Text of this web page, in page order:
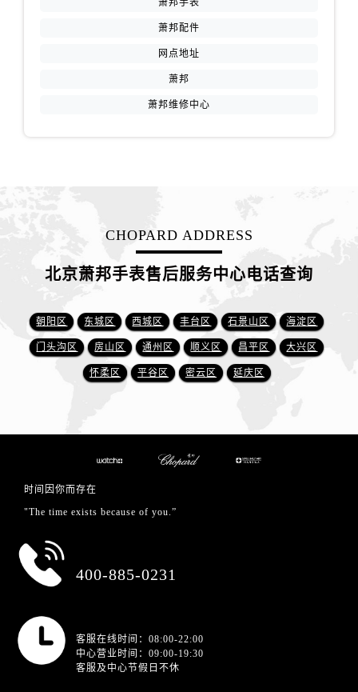
萧邦配件
网点地址
萧邦
萧邦维修中心
CHOPARD ADDRESS
北京萧邦手表售后服务中心电话查询
朝阳区 东城区 西城区 丰台区 石景山区 海淀区
门头沟区 房山区 通州区 顺义区 昌平区 大兴区
怀柔区 平谷区 密云区 延庆区
时间因你而存在
"The time exists because of you.”
400-885-0231
客服在线时间：08:00-22:00
中心营业时间：09:00-19:30
客服及中心节假日不休